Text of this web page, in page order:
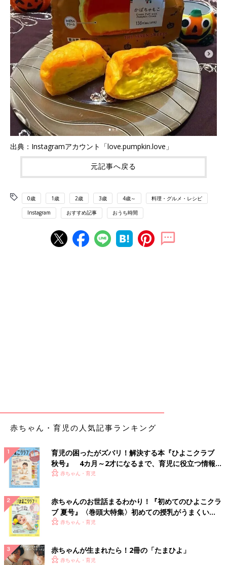
出典：Instagramアカウント「love.pumpkin.love」
元記事へ戻る
0歳 1歳 2歳 3歳 4歳～ 料理・グルメ・レシピ
Instagram おすすめ記事 おうち時間
赤ちゃん・育児の人気記事ランキング
育児の困ったがズバリ！解決する本『ひよこクラブ
秋号』 4カ月～2才になるまで、育児に役立つ情報が
いっぱい！
赤ちゃん・育児
赤ちゃんのお世話まるわかり！『初めてのひよこクラ
ブ 夏号』〈巻頭大特集〉初めての授乳がうまくい
く！ おっぱい・ミルクの基本と夏のトラブル 解決テ
赤ちゃん・育児
赤ちゃんが生まれたら！2冊の「たまひよ」
赤ちゃん・育児